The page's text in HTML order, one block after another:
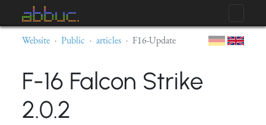
Website Public articles F16-Update
F-16 Falcon Strike
2.0.2